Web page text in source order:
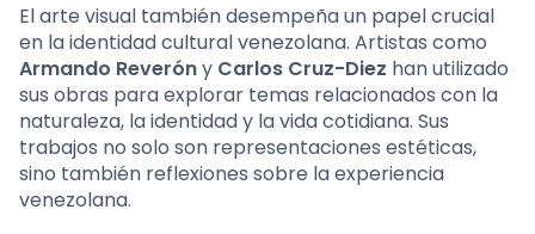
El arte visual también desempeña un papel crucial
en la identidad cultural venezolana. Artistas como
Armando Reveróny Carlos Cruz-Diez han utilizado
sus obras para explorar temas relacionados con la
naturaleza, la identidad y la vida cotidiana. Sus
trabajos no solo son representaciones estéticas,
sino también reflexiones sobre la experiencia
venezolana.